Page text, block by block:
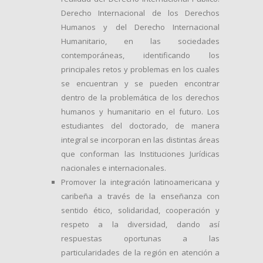
Derecho Internacional de los Derechos
Humanos y del Derecho Internacional
Humanitario, en las sociedades
contemporáneas, identificando los
principales retos y problemas en los cuales
se encuentran y se pueden encontrar
dentro de la problemática de los derechos
humanos y humanitario en el futuro. Los
estudiantes del doctorado, de manera
integral se incorporan en las distintas áreas
que conforman las Instituciones Jurídicas
nacionales e internacionales.
Promover la integración latinoamericana y
caribeña a través de la enseñanza con
sentido ético, solidaridad, cooperación y
respeto a la diversidad, dando así
respuestas oportunas a las
particularidades de la región en atención a